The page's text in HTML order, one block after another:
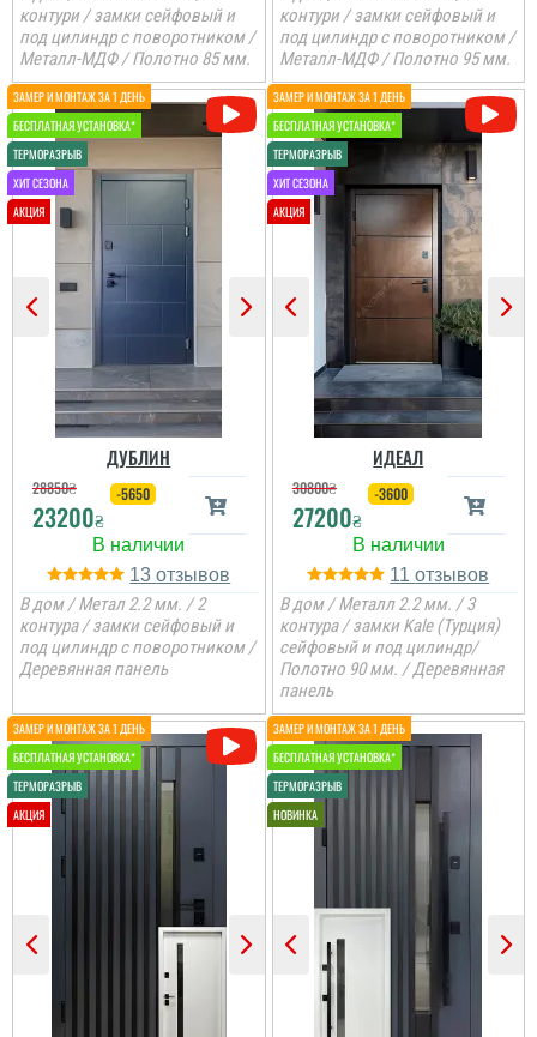
Коля
Не переплачуєш
посереднику і купуєш
виробника, тому якщо
потрібні двері, то вам
сюди. ...
контури / замки сейфовый и
под цилиндр с поворотником /
Металл-МДФ / Полотно 85 мм.
контури / замки сейфовый и
под цилиндр с поворотником /
Металл-МДФ / Полотно 95 мм.
ДУБЛИН
28850₴
23200₴
-5650
13
В дом / Метал 2.2 мм. / 2
контура / замки сейфовый и
под цилиндр с поворотником /
Деревянная панель
ИДЕАЛ
30800₴
27200₴
-3600
11
В дом / Металл 2.2 мм. / 3
контура / замки Kale (Турция)
сейфовый и под цилиндр/
Полотно 90 мм. / Деревянная
панель